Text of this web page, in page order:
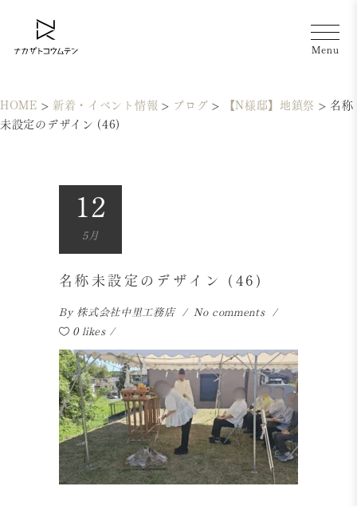
HOME > 新着・イベント情報 > ブログ > 【N様邸】地鎮祭 > 名称
未設定のデザイン (46)
12
5月
名称未設定のデザイン (46)
By 株式会社中里工務店
No comments
0 likes